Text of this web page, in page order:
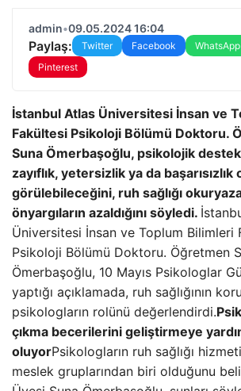
admin•09.05.2024 16:04
Paylaş: Twitter Facebook WhatsApp
Pinterest
İstanbul Atlas Üniversitesi İnsan ve
Fakültesi Psikoloji Bölümü Doktoru.
Suna Ömerbaşoğlu, psikolojik destek
zayıflık, yetersizlik ya da başarısızlık
görülebileceğini, ruh sağlığı
önyargıların azaldığını söyledi.
Üniversitesi İnsan ve Toplum Bilimleri
Psikoloji Bölümü Doktoru. Öğretmen
Ömerbaşoğlu, 10 Mayıs Psikologlar
yaptığı açıklamada, ruh sağlığının
psikologların rolünü değerlendirdi.
çıkma becerilerini geliştirmeye
oluyorPsikologların ruh sağlığı
meslek gruplarından biri olduğunu